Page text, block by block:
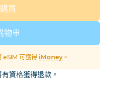
物車
買
eSIM 可獲得 iMoney。
資格獲得退款。